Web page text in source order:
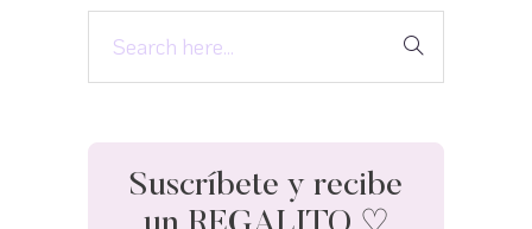
Suscríbete y recibe